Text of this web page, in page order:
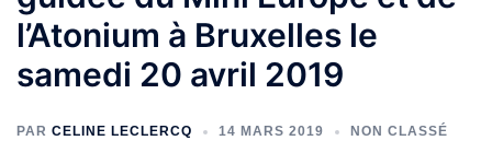
l’Atonium à Bruxelles le
samedi 20 avril 2019
PAR CELINE LECLERCQ 14 MARS 2019 NON CLASSÉ